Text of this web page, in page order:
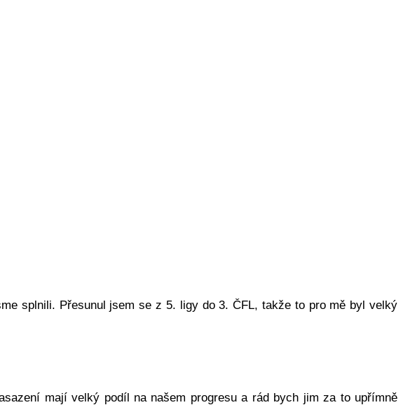
splnili. Přesunul jsem se z 5. ligy do 3. ČFL, takže to pro mě byl velký
mají velký podíl na našem progresu a rád bych jim za to upřímně